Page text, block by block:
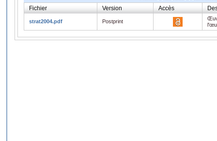
Fichier Version Accès
strat2004.pdf Postprint